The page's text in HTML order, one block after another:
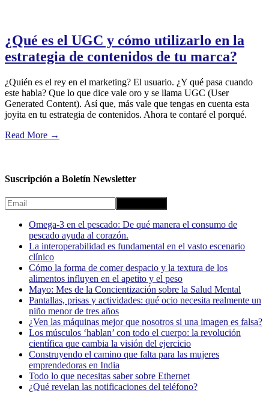
¿Qué es el UGC y cómo utilizarlo en la
estrategia de contenidos de tu marca?
¿Quién es el rey en el marketing? El usuario. ¿Y qué pasa cuando
este habla? Que lo que dice vale oro y se llama UGC (User
Generated Content). Así que, más vale que tengas en cuenta esta
joyita en tu estrategia de contenidos. Ahora te contaré el porqué.
Read More →
Suscripción a Boletín Newsletter
Omega-3 en el pescado: De qué manera el consumo de
pescado ayuda al corazón.
La interoperabilidad es fundamental en el vasto escenario
clínico
Cómo la forma de comer despacio y la textura de los
alimentos influyen en el apetito y el peso
Mayo: Mes de la Concientización sobre la Salud Mental
Pantallas, prisas y actividades: qué ocio necesita realmente un
niño menor de tres años
¿Ven las máquinas mejor que nosotros si una imagen es falsa?
Los músculos ‘hablan’ con todo el cuerpo: la revolución
científica que cambia la visión del ejercicio
Construyendo el camino que falta para las mujeres
emprendedoras en India
Todo lo que necesitas saber sobre Ethernet
¿Qué revelan las notificaciones del teléfono?